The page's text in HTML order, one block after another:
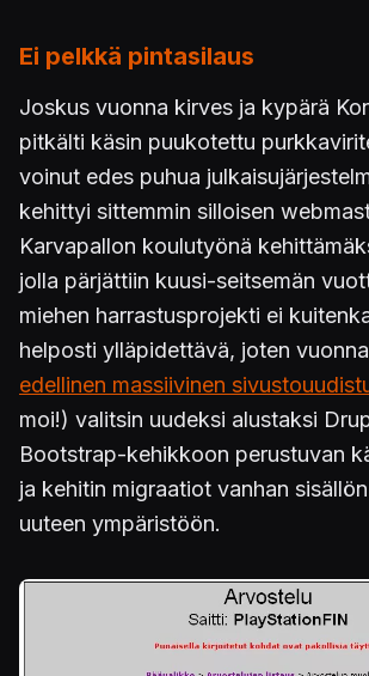
Ei pelkkä pintasilaus
Joskus vuonna kirves ja kypärä
pitkälti käsin puukotettu
voinut edes puhua
kehittyi sittemmin silloisen
Karvapallon koulutyönä
jolla pärjättiin kuusi-seitsemän
miehen harrastusprojekti ei
helposti ylläpidettävä, joten
edellinen massiivinen
moi!) valitsin uudeksi alustaksi
Bootstrap-kehikkoon perustuvan
ja kehitin migraatiot vanhan
uuteen ympäristöön.
Kuva